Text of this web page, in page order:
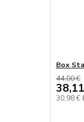
Box
44,00 €
30,98 €